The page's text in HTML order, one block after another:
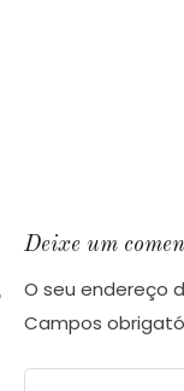
Deixe um
O seu endereço
Campos